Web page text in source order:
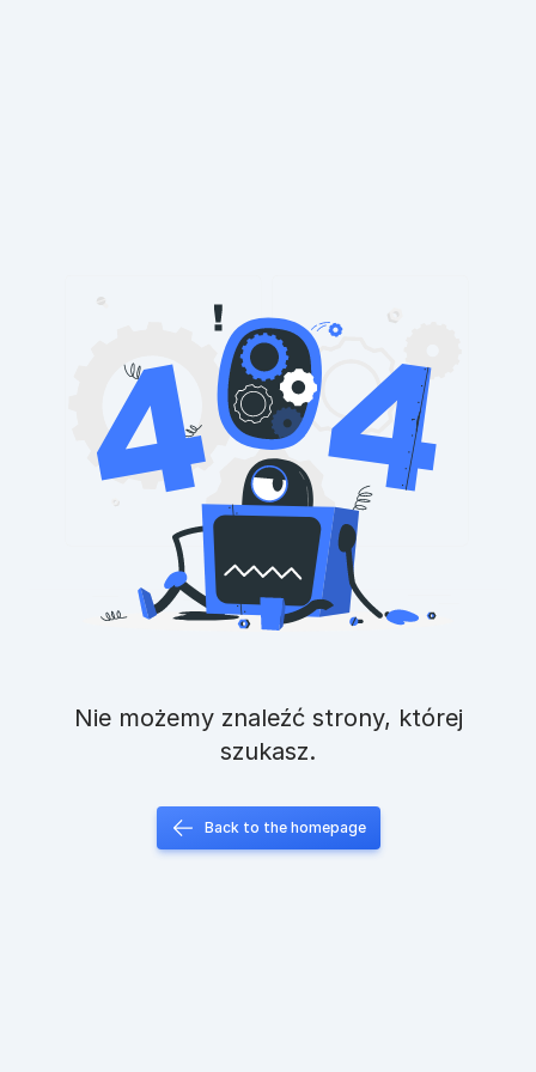
Nie możemy znaleźć strony, której
szukasz.
Back to the homepage